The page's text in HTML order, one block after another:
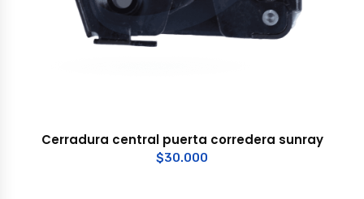
Cerradura central puerta corredera sunray
$30.000